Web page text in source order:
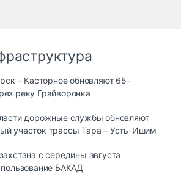
– Касторное обновляют 65-
реку Грайворонка
дорожные службы обновляют
участок трассы Тара – Усть-Ишим
с середины августа
БАКАД